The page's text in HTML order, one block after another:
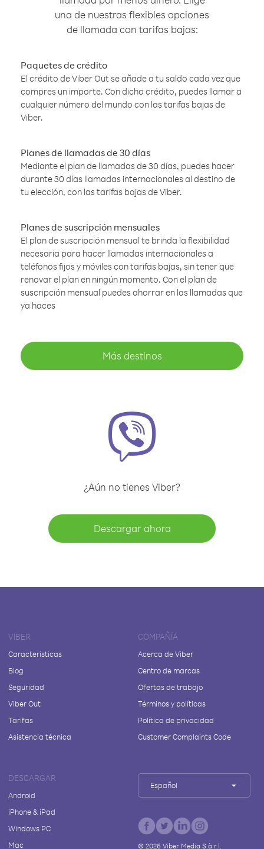
una de nuestras flexibles opciones
de llamada con tarifas bajas:
Paquetes de crédito
El crédito de Viber Out se añade a tu saldo cada vez que
compres un importe. Con dicho crédito, puedes llamar a
cualquier número del mundo con las tarifas bajas de
Viber.
Planes de llamadas de 30 días
Mediante el plan de llamadas de 30 días, puedes hacer
durante 30 días llamadas internacionales al destino de
tu elección, con las tarifas bajas de Viber.
Planes de suscripción mensuales
El plan de suscripción mensual te brinda la flexibilidad
necesaria para hacer llamadas internacionales a
teléfonos fijos y móviles con tarifas bajas, sin tener que
renovar el plan en ningún momento. Con el plan de
suscripción mensual puedes ahorrar en las llamadas que
ya haces
Más destinos
¿Aún no tienes Viber?
Descargar ahora
VIBER
Características
Blog
Seguridad
Viber Out
Tarifas
Asistencia técnica
COMPAÑÍA
Acerca de Viber
Centro de marcas
Ofertas de trabajo
Términos y políticas
Política de privacidad
Customer Complaints Code
DESCARGAR
Android
iPhone & iPad
Windows PC
Mac
Español
© 2026Viber Media S.à r.l.